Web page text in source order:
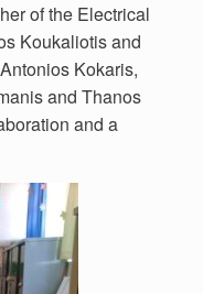
of the Electrical
Koukaliotis and
Kokaris,
and Thanos
and a